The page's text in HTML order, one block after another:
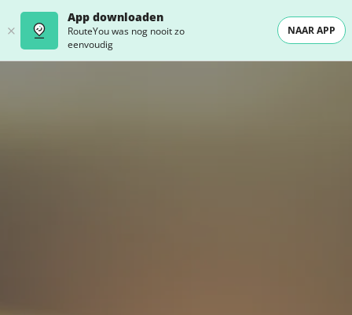
App downloaden
RouteYou was nog nooit zo
eenvoudig
NAAR APP